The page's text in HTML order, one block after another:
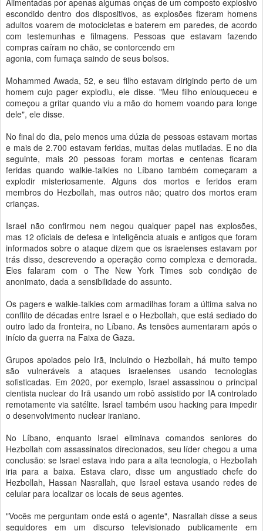
escondido dentro dos dispositivos, as explosões fizeram homens
adultos voarem de motocicletas e baterem em paredes, de acordo
com testemunhas e filmagens. Pessoas que estavam fazendo
compras caíram no chão, se contorcendo em
agonia, com fumaça saindo de seus bolsos.
Mohammed Awada, 52, e seu filho estavam dirigindo perto de um
homem cujo pager explodiu, ele disse. "Meu filho enlouqueceu e
começou a gritar quando viu a mão do homem voando para longe
dele", ele disse.
No final do dia, pelo menos uma dúzia de pessoas estavam mortas
e mais de 2.700 estavam feridas, muitas delas mutiladas. E no dia
seguinte, mais 20 pessoas foram mortas e centenas ficaram
feridas quando walkie-talkies no Líbano também começaram a
explodir misteriosamente. Alguns dos mortos e feridos eram
membros do Hezbollah, mas outros não; quatro dos mortos eram
crianças.
Israel não confirmou nem negou qualquer papel nas explosões,
mas 12 oficiais de defesa e inteligência atuais e antigos que foram
informados sobre o ataque dizem que os israelenses estavam por
trás disso, descrevendo a operação como complexa e demorada.
Eles falaram com o The New York Times sob condição de
anonimato, dada a sensibilidade do assunto.
Os pagers e walkie-talkies com armadilhas foram a última salva no
conflito de décadas entre Israel e o Hezbollah, que está sediado do
outro lado da fronteira, no Líbano. As tensões aumentaram após o
início da guerra na Faixa de Gaza.
Grupos apoiados pelo Irã, incluindo o Hezbollah, há muito tempo
são vulneráveis a ataques israelenses usando tecnologias
sofisticadas. Em 2020, por exemplo, Israel assassinou o principal
cientista nuclear do Irã usando um robô assistido por IA controlado
remotamente via satélite. Israel também usou hacking para impedir
o desenvolvimento nuclear iraniano.
No Líbano, enquanto Israel eliminava comandos seniores do
Hezbollah com assassinatos direcionados, seu líder chegou a uma
conclusão: se Israel estava indo para a alta tecnologia, o Hezbollah
iria para a baixa. Estava claro, disse um angustiado chefe do
Hezbollah, Hassan Nasrallah, que Israel estava usando redes de
celular para localizar os locais de seus agentes.
"Vocês me perguntam onde está o agente", Nasrallah disse a seus
seguidores em um discurso televisionado publicamente em